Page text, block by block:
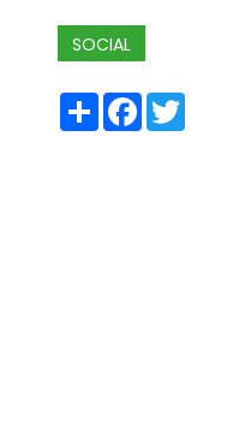
SOCIAL
ShareFacebook